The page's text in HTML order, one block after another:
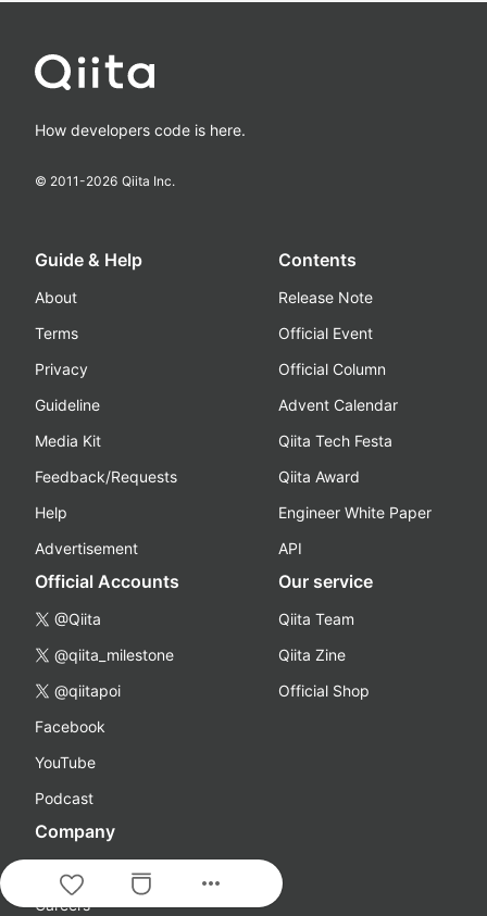
more_horiz
How developers code is here.
© 2011-2026 Qiita Inc.
Guide & Help
About
Terms
Privacy
Guideline
Media Kit
Feedback/Requests
Help
Advertisement
Contents
Release Note
Official Event
Official Column
Advent Calendar
Qiita Tech Festa
Qiita Award
Engineer White Paper
API
Official Accounts
@Qiita
@qiita_milestone
@qiitapoi
Facebook
YouTube
Podcast
Our service
Qiita Team
Qiita Zine
Official Shop
Company
Careers